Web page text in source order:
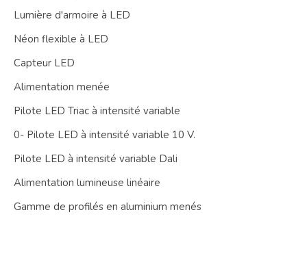
Lumière d'armoire à LED
Néon flexible à LED
Capteur LED
Alimentation menée
Pilote LED Triac à intensité variable
0- Pilote LED à intensité variable 10 V.
Pilote LED à intensité variable Dali
Alimentation lumineuse linéaire
Gamme de profilés en aluminium menés